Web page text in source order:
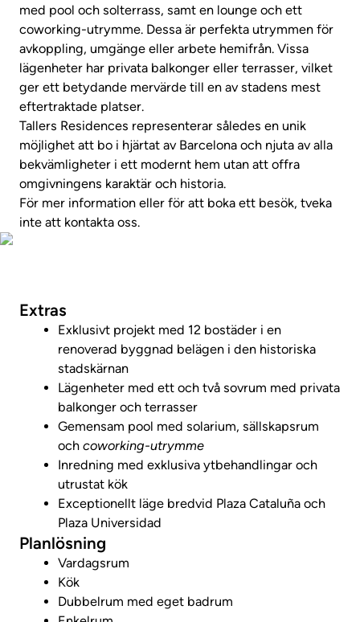
med pool och solterrass, samt en lounge och ett
coworking-utrymme. Dessa är perfekta utrymmen för
avkoppling, umgänge eller arbete hemifrån. Vissa
lägenheter har privata balkonger eller terrasser, vilket
ger ett betydande mervärde till en av stadens mest
eftertraktade platser.
Tallers Residences representerar således en unik
möjlighet att bo i hjärtat av Barcelona och njuta av alla
bekvämligheter i ett modernt hem utan att offra
omgivningens karaktär och historia.
För mer information eller för att boka ett besök, tveka
inte att kontakta oss.
Extras
Exklusivt projekt med 12 bostäder i en
renoverad byggnad belägen i den historiska
stadskärnan
Lägenheter med ett och två sovrum med privata
balkonger och terrasser
Gemensam pool med solarium, sällskapsrum
och coworking-utrymme
Inredning med exklusiva ytbehandlingar och
utrustat kök
Exceptionellt läge bredvid Plaza Cataluña och
Plaza Universidad
Planlösning
Vardagsrum
Kök
Dubbelrum med eget badrum